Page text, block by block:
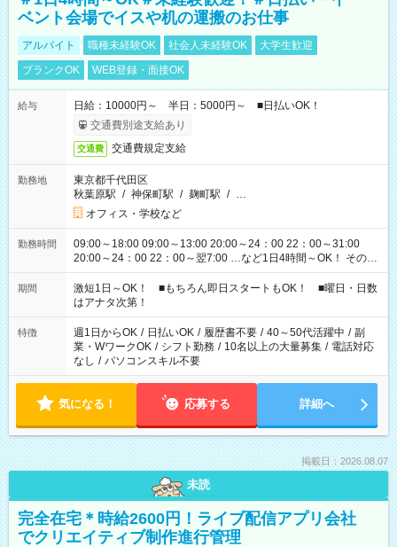
ベント会場でイスや机の運搬のお仕事
アルバイト 職種未経験OK 社会人未経験OK
大学生歓迎
ブランクOK
WEB登録・面接OK
給与
日給：10000円～ 半日：5000円～ ■日払いOK！
交通費別途支給あり
交通費 交通費規定支給
勤務地
東京都千代田区
秋葉原駅 / 神保町駅 / 麹町駅 / …
オフィス・学校など
勤務時間
09:00～18:00 09:00～13:00 20:00～24：00 22：00～31:00
20:00～24：00 22：00～翌7:00 …など1日4時間～OK！ その他
シフトもございます！ お気軽にご相談ください！
期間
激短1日～OK！ ■もちろん即日スタートもOK！ ■曜日・日数
はアナタ次第！
特徴 週1日からOK / 日払いOK / 履歴書不要 / 40～50代活躍中 / 副
業・WワークOK / シフト勤務 / 10名以上の大量募集 / 電話対応
なし / パソコンスキル不要
気になる！ 応募する 詳細へ
掲載日：2026.08.07
未読
完全在宅＊時給2600円！ライブ配信アプリ会社
でクリエイティブ制作進行管理